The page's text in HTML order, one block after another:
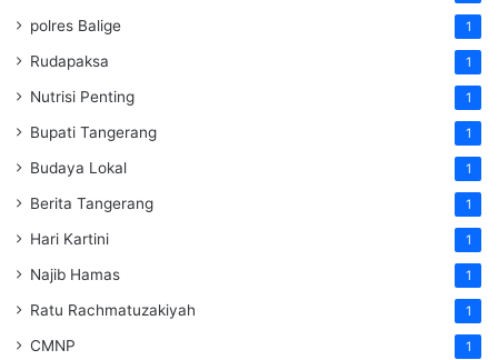
polres Balige 1
Rudapaksa 1
Nutrisi Penting 1
Bupati Tangerang 1
Budaya Lokal 1
Berita Tangerang 1
Hari Kartini 1
Najib Hamas 1
Ratu Rachmatuzakiyah 1
CMNP 1